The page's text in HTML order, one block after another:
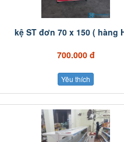
kệ ST đơn 70 x 150 ( hàng
700.000 đ
Yêu thích